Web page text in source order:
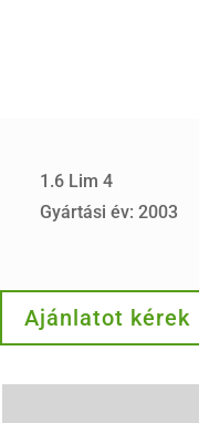
1.6 Lim 4
Gyártási év: 2003
Ajánlatot kérek